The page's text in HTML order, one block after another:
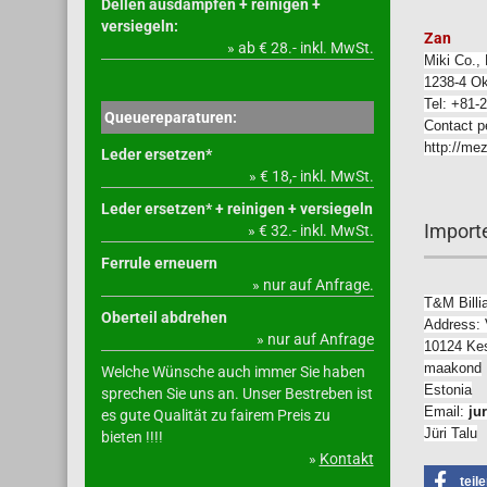
Zan
Miki Co.,
1238-4
Tel: +81-
Contact
http://
T&M
Address:
10124
maakond
Estonia
Email:
Jüri Talu
Dellen ausdämpfen + reinigen +
versiegeln:
» ab € 28.- inkl. MwSt.
Queuereparaturen:
Leder ersetzen*
» € 18,- inkl. MwSt.
Leder ersetzen* + reinigen + versiegeln
» € 32.- inkl. MwSt.
Ferrule erneuern
» nur auf Anfrage.
Oberteil abdrehen
» nur auf Anfrage
Welche Wünsche auch immer Sie haben
sprechen Sie uns an. Unser Bestreben ist
es gute Qualität zu fairem Preis zu
bieten !!!!
» Kontakt